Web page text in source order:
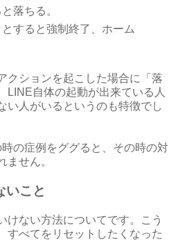
落ちる。
とすると強制終了、ホーム
クションを起こした場合に「落
LINE自体の起動が出来ている人
い人がいるというのも特徴でし
時の症例をググると、その時の対
ません。
いこと
けない方法についてです。こう
すべてをリセットしたくなった